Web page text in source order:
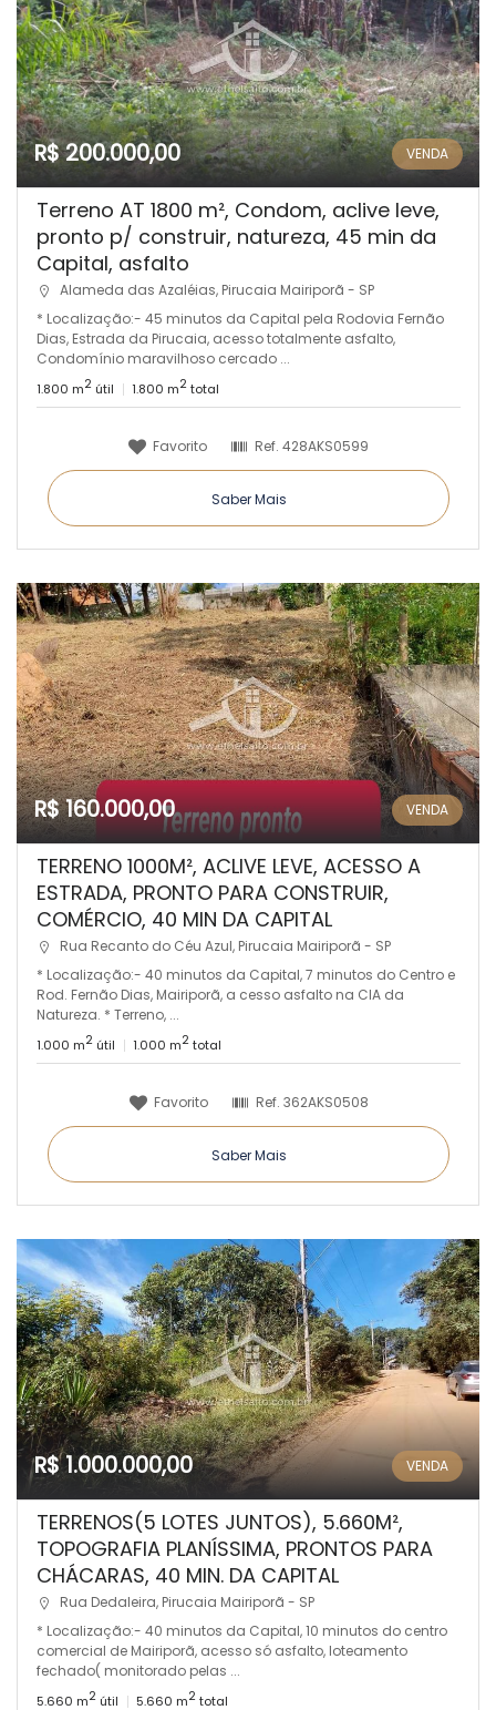
R$ 200.000,00 VENDA
Terreno AT 1800 m², Condom, aclive leve,
pronto p/ construir, natureza, 45 min da
Capital, asfalto
Alameda das Azaléias, Pirucaia Mairiporã - SP
* Localização:- 45 minutos da Capital pela Rodovia Fernão
Dias, Estrada da Pirucaia, acesso totalmente asfalto,
Condomínio maravilhoso cercado ...
1.800 m2 útil 1.800 m2total
Favorito Ref. 428AKS0599
Saber Mais
R$ 160.000,00 VENDA
TERRENO 1000M², ACLIVE LEVE, ACESSO A
ESTRADA, PRONTO PARA CONSTRUIR,
COMÉRCIO, 40 MIN DA CAPITAL
Rua Recanto do Céu Azul, Pirucaia Mairiporã - SP
* Localização:- 40 minutos da Capital, 7 minutos do Centro e
Rod. Fernão Dias, Mairiporã, a cesso asfalto na CIA da
Natureza. * Terreno, ...
1.000 m2 útil 1.000 m2total
Favorito Ref. 362AKS0508
Saber Mais
R$ 1.000.000,00 VENDA
TERRENOS(5 LOTES JUNTOS), 5.660M²,
TOPOGRAFIA PLANÍSSIMA, PRONTOS PARA
CHÁCARAS, 40 MIN. DA CAPITAL
Rua Dedaleira, Pirucaia Mairiporã - SP
* Localização:- 40 minutos da Capital, 10 minutos do centro
comercial de Mairiporã, acesso só asfalto, loteamento
fechado( monitorado pelas ...
5.660 m2 útil 5.660 m2total